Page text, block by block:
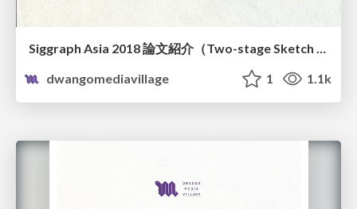
Siggraph Asia 2018 論文紹介（Two-stage Sketch Colorization）
dwangomediavillage
1 1.1k